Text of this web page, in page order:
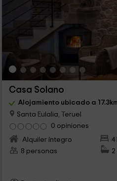
Casa Solano
Alojamiento ubicado a
Santa Eulalia, Teruel
0 opiniones
Alquiler íntegro
4
8 personas